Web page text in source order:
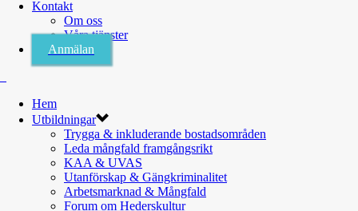
Kontakt
Om oss
Våra tjänster
Anmälan
Hem
Utbildningar
Trygga & inkluderande bostadsområden
Leda mångfald framgångsrikt
KAA & UVAS
Utanförskap & Gängkriminalitet
Arbetsmarknad & Mångfald
Forum om Hederskultur